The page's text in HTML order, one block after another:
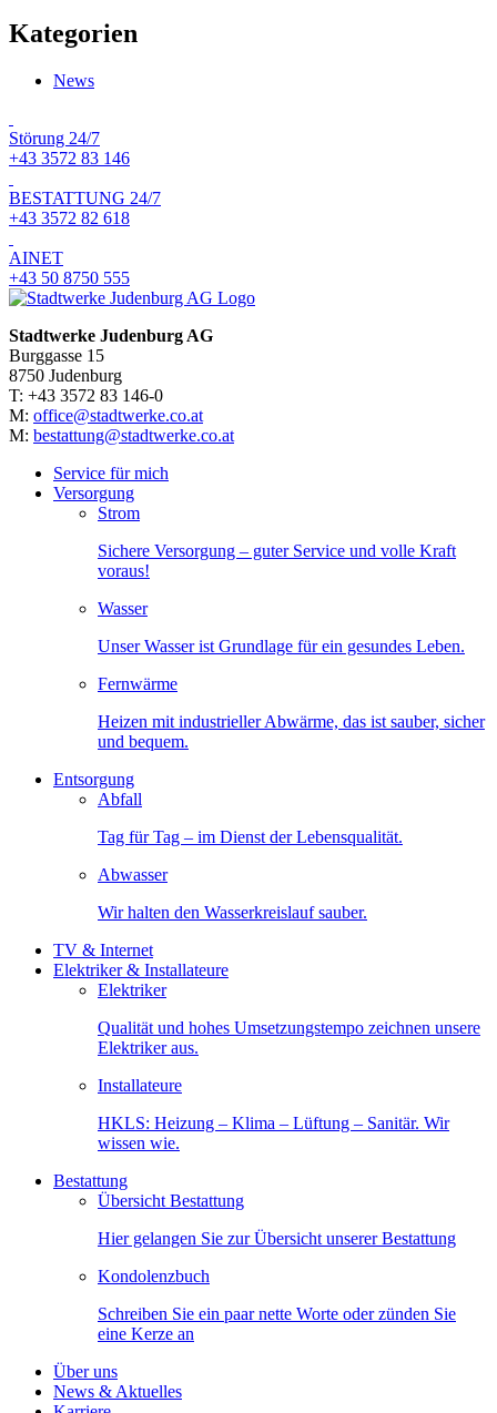
Kategorien
News
Störung 24/7
+43 3572 83 146
BESTATTUNG 24/7
+43 3572 82 618
AINET
+43 50 8750 555
Stadtwerke Judenburg AG
Burggasse 15
8750 Judenburg
T: +43 3572 83 146-0
M: office@stadtwerke.co.at
M: bestattung@stadtwerke.co.at
Service für mich
Versorgung
Strom
Sichere Versorgung – guter Service und volle Kraft
voraus!
Wasser
Unser Wasser ist Grundlage für ein gesundes Leben.
Fernwärme
Heizen mit industrieller Abwärme, das ist sauber, sicher
und bequem.
Entsorgung
Abfall
Tag für Tag – im Dienst der Lebensqualität.
Abwasser
Wir halten den Wasserkreislauf sauber.
TV & Internet
Elektriker & Installateure
Elektriker
Qualität und hohes Umsetzungstempo zeichnen unsere
Elektriker aus.
Installateure
HKLS: Heizung – Klima – Lüftung – Sanitär. Wir
wissen wie.
Bestattung
Übersicht Bestattung
Hier gelangen Sie zur Übersicht unserer Bestattung
Kondolenzbuch
Schreiben Sie ein paar nette Worte oder zünden Sie
eine Kerze an
Über uns
News & Aktuelles